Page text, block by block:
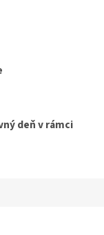
deň v rámci